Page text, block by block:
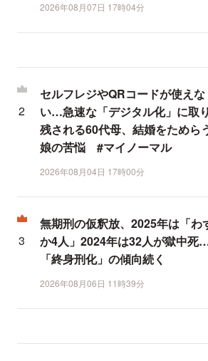
2026年08月07日 17時04分
セルフレジやQRコードが使えな
い…急速な「デジタル化」に取り
残される60代母、結婚をためら
娘の苦悩 #マイノーマル
2026年08月04日 17時00分
無期刑の仮釈放、2025年は「わ
か4人」2024年は32人が獄中死
「終身刑化」の傾向続く
2026年08月06日 11時39分